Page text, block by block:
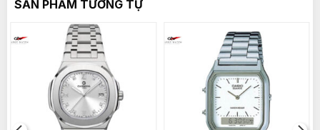
SẢN PHẨM TƯƠNG TỰ